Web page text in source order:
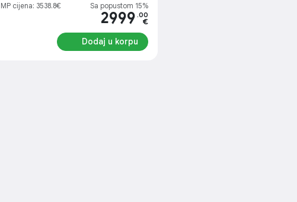
MP cijena: 3538.8€ Sa popustom 15%
2999 .00
€
Dodaj u korpu